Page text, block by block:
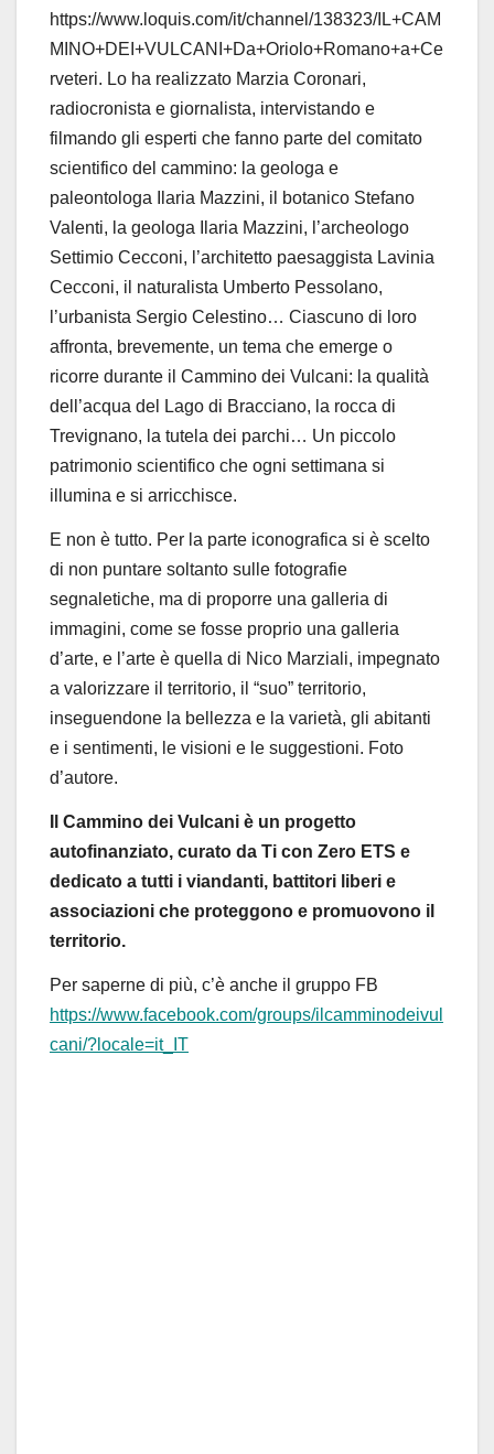
https://www.loquis.com/it/channel/138323/IL+CAM
MINO+DEI+VULCANI+Da+Oriolo+Romano+a+Ce
rveteri. Lo ha realizzato Marzia Coronari,
radiocronista e giornalista, intervistando e
filmando gli esperti che fanno parte del comitato
scientifico del cammino: la geologa e
paleontologa Ilaria Mazzini, il botanico Stefano
Valenti, la geologa Ilaria Mazzini, l’archeologo
Settimio Cecconi, l’architetto paesaggista Lavinia
Cecconi, il naturalista Umberto Pessolano,
l’urbanista Sergio Celestino… Ciascuno di loro
affronta, brevemente, un tema che emerge o
ricorre durante il Cammino dei Vulcani: la qualità
dell’acqua del Lago di Bracciano, la rocca di
Trevignano, la tutela dei parchi… Un piccolo
patrimonio scientifico che ogni settimana si
illumina e si arricchisce.
E non è tutto. Per la parte iconografica si è scelto
di non puntare soltanto sulle fotografie
segnaletiche, ma di proporre una galleria di
immagini, come se fosse proprio una galleria
d’arte, e l’arte è quella di Nico Marziali, impegnato
a valorizzare il territorio, il “suo” territorio,
inseguendone la bellezza e la varietà, gli abitanti
e i sentimenti, le visioni e le suggestioni. Foto
d’autore.
Il Cammino dei Vulcani è un progetto
autofinanziato, curato da Ti con Zero ETS e
dedicato a tutti i viandanti, battitori liberi e
associazioni che proteggono e promuovono il
territorio.
Per saperne di più, c’è anche il gruppo FB
https://www.facebook.com/groups/ilcamminodeivul
cani/?loca le=it_IT